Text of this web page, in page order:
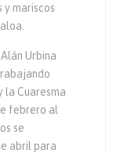
y mariscos
Urbina
la Cuaresma
febrero al
se
abril para